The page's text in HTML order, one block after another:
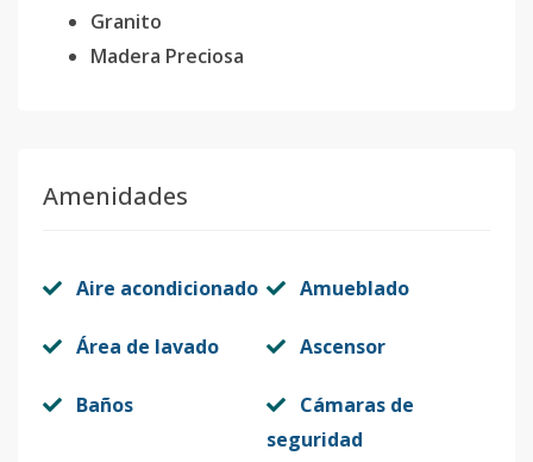
Granito
Madera Preciosa
Amenidades
Aire acondicionado Amueblado
Área de lavado Ascensor
Baños
Cámaras de
seguridad